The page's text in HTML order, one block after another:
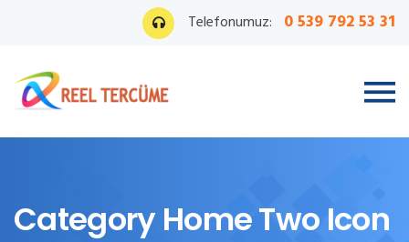
Telefonumuz: 0 539 792 53 31
Category Home Two Icon